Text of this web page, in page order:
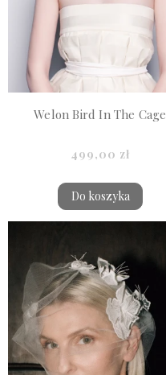
Welon Bird In The Cage
499,00 zł
Do koszyka